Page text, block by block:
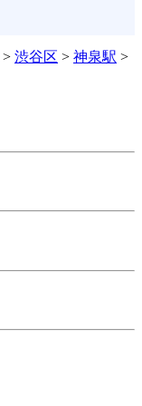
> 渋谷区 > 神泉駅 >